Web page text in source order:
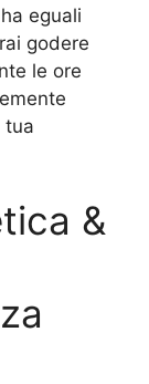
eguali
godere
le ore
tua
&